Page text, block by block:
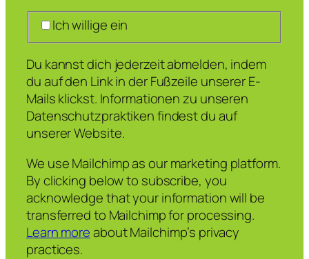
Ich willige ein
Du kannst dich jederzeit abmelden, indem
du auf den Link in der Fußzeile unserer E-
Mails klickst. Informationen zu unseren
Datenschutzpraktiken findest du auf
unserer Website.
We use Mailchimp as our marketing platform.
By clicking below to subscribe, you
acknowledge that your information will be
transferred to Mailchimp for processing.
Learn moreabout Mailchimp’s privacy
practices.